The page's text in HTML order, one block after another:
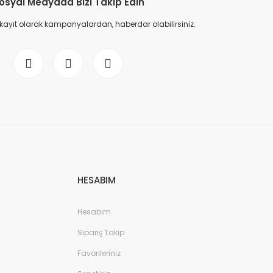
olarak kampanyalardan, haberdar olabilirsiniz.
HESABIM
Hesabım
Sipariş Takip
Favorileriniz